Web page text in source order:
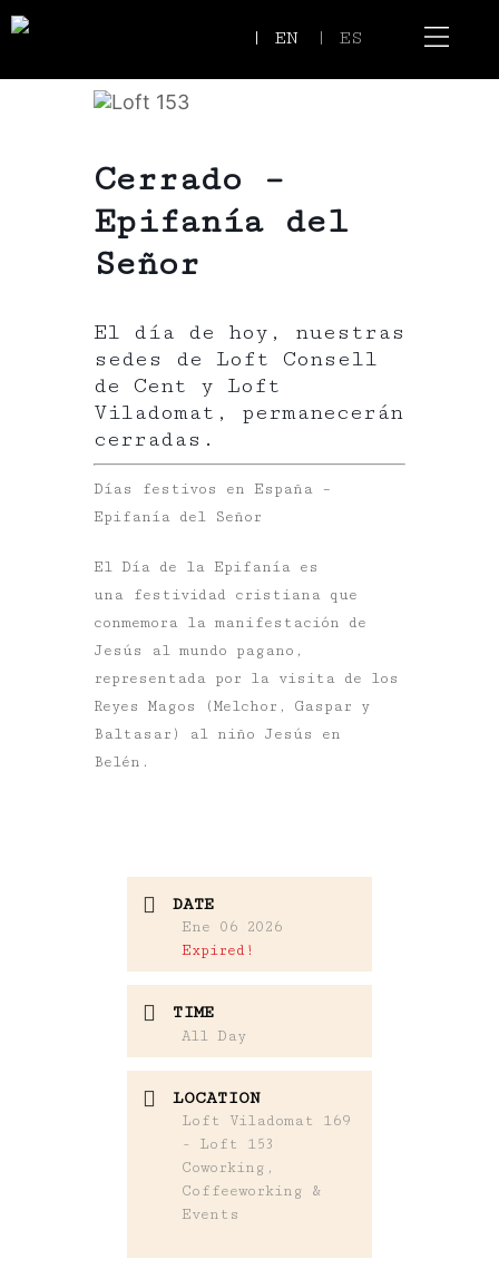
| EN | ES
Cerrado –
Epifanía del
Señor
El día de hoy, nuestras
sedes de Loft Consell
de Cent y Loft
Viladomat, permanecerán
cerradas.
Días festivos en España –
Epifanía del Señor
El Día de la Epifanía es
una festividad cristiana que
conmemora la manifestación de
Jesús al mundo pagano,
representada por la visita de los
Reyes Magos (Melchor, Gaspar y
Baltasar) al niño Jesús en
Belén.
DATE
Ene 06 2026
Expired!
TIME
All Day
LOCATION
Loft Viladomat 169
- Loft 153
Coworking,
Coffeeworking &
Events